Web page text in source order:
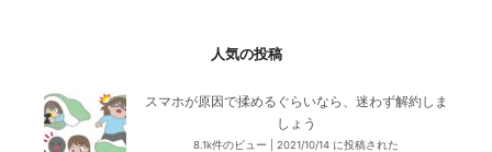
人気の投稿
スマホが原因で揉めるぐらいなら、迷わず解約しま
しょう
8.1k件のビュー 2021/10/14 に投稿された